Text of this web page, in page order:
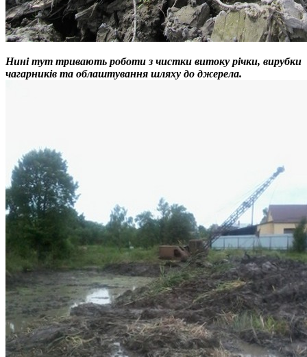
Нині тут тривають роботи з чистки витоку річки, вирубки
чагарників та облаштування шляху до джерела.